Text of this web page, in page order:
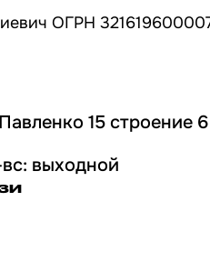
ОГРН
15 строение 6
выходной